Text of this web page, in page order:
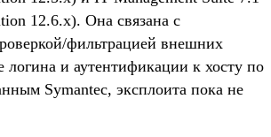
12.6.x). Она связана с
фильтрацией внешних
логина и аутентификации к хосту по
Symantec, эксплоита пока не